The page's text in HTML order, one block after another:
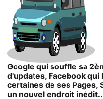
Google qui souffle sa
d'updates, Facebook qui
certaines de ses Pages,
un nouvel endroit